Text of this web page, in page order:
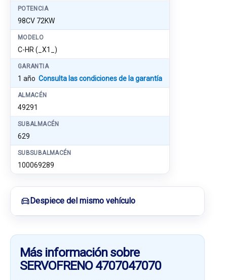
POTENCIA
98CV 72KW
MODELO
C-HR (_X1_)
GARANTIA
1 año Consulta las condiciones de la garantía
ALMACÉN
49291
SUBALMACÉN
629
SUBSUBALMACÉN
100069289
Despiece del mismo vehículo
Más información sobre
SERVOFRENO 4707047070